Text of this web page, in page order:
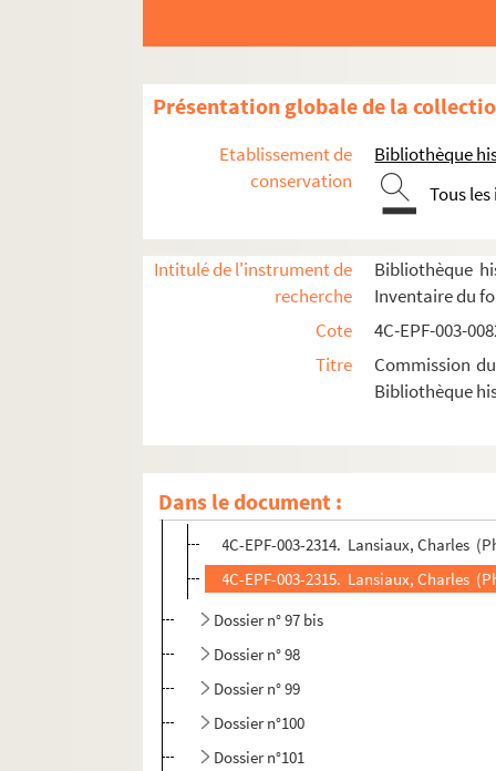
Présentation globale de la
Etablissement de
conservation
Bibliothèque
Tous
Intitulé de l'instrument de
recherche
Bibliothèque
Inventaire du
Cote
4C-EPF-003-
Titre
Commission
Bibliothèque
Dans le document :
Dossier n° 84
Dossier n° 85
Dossier n° 86
Dossier n° 88
Dossier n° 90
Dossier n° 91
Dossier n° 96
Dossier n° 97
4C-EPF-003-2314. Lansiaux, Charles
4C-EPF-003-2315. Lansiaux, Charles
Dossier n° 97 bis
Dossier n° 98
Dossier n° 99
Dossier n°100
Dossier n°101